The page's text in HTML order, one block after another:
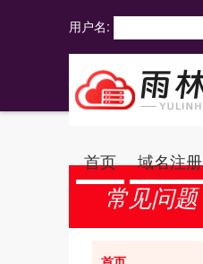
用户名:
首页 域名注册
常见问题